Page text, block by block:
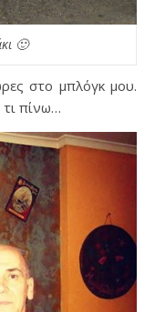
🙂
στο μπλόγκ μου.
πίνω…